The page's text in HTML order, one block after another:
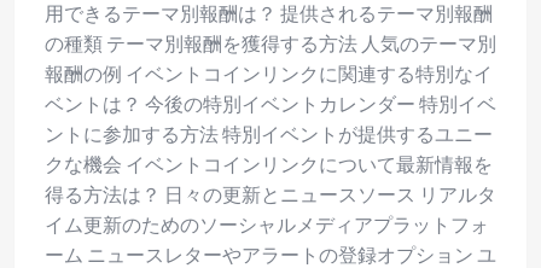
用できるテーマ別報酬は？ 提供されるテーマ別報酬
の種類 テーマ別報酬を獲得する方法 人気のテーマ別
報酬の例 イベントコインリンクに関連する特別なイ
ベントは？ 今後の特別イベントカレンダー 特別イベ
ントに参加する方法 特別イベントが提供するユニー
クな機会 イベントコインリンクについて最新情報を
得る方法は？ 日々の更新とニュースソース リアルタ
イム更新のためのソーシャルメディアプラットフォ
ーム ニュースレターやアラートの登録オプション ユ